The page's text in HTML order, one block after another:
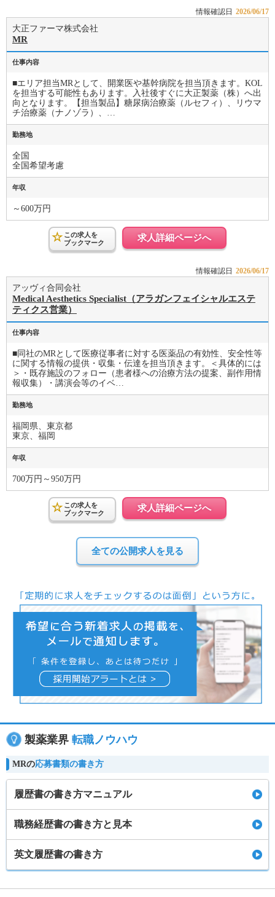
情報確認日 2026/06/17
大正ファーマ株式会社
MR
仕事内容
■エリア担当MRとして、開業医や基幹病院を担当頂きます。KOL
を担当する可能性もあります。入社後すぐに大正製薬（株）へ出
向となります。【担当製品】糖尿病治療薬（ルセフィ）、リウマ
チ治療薬（ナノゾラ）、…
勤務地
全国
全国希望考慮
年収
～600万円
この求人を
ブックマーク
求人詳細ページへ
情報確認日 2026/06/17
アッヴィ合同会社
Medical Aesthetics Specialist（アラガンフェイシャルエステ
ティクス営業）
仕事内容
■同社のMRとして医療従事者に対する医薬品の有効性、安全性等
に関する情報の提供・収集・伝達を担当頂きます。＜具体的には
＞・既存施設のフォロー（患者様への治療方法の提案、副作用情
報収集）・講演会等のイベ…
勤務地
福岡県、東京都
東京、福岡
年収
700万円～950万円
この求人を
ブックマーク
求人詳細ページへ
全ての公開求人を見る
製薬業界 転職ノウハウ
MRの応募書類の書き方
履歴書の書き方マニュアル
職務経歴書の書き方と見本
英文履歴書の書き方